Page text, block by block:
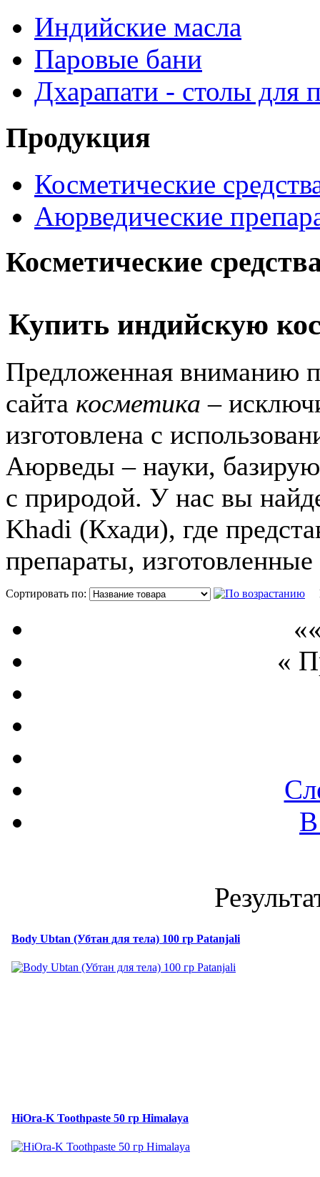
Индийские масла
Паровые бани
Дхарапати - столы для
Продукция
Косметические
Аюрведические
Косметические
Купить индийскую
Предложенная вниманию
сайта косметика–
изготовлена с
Аюрведы – науки,
с природой. У нас вы
Khadi (Кхади), где
препараты,
Сортировать по:
«
Body Ubtan (Убтан для тела) 100 гр Patanjali
HiOra-K Toothpaste 50 гр Himalaya